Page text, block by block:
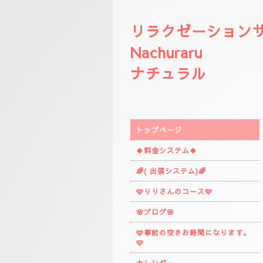
リラクゼーション
Nachuraru
ナチュラル
トップページ
🍀料金システム🍀
🌈( 出張システム)🌈
🩷りりさんのコース🩷
🌸ブログ🌸
🩷事前の空きお時間になります。
🩷